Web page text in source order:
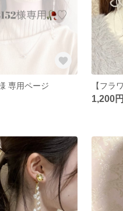
専用ページ
1,200円